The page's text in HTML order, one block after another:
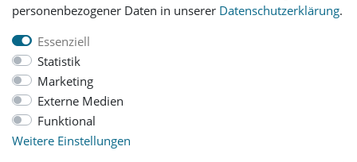
Impressum
Barrierefreiheitserklärung
personenbezogener Daten in unserer Daten­schutz­erklärung.
Essenziell
Statistik
Marketing
Externe Medien
Funktional
Weitere Einstellungen